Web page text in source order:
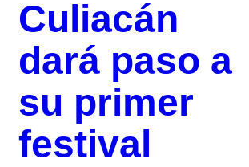
Culiacán
dará paso a
su primer
festival